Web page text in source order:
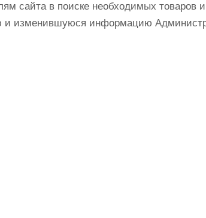
сайта в поиске необходимых товаров
и изменившуюся информацию